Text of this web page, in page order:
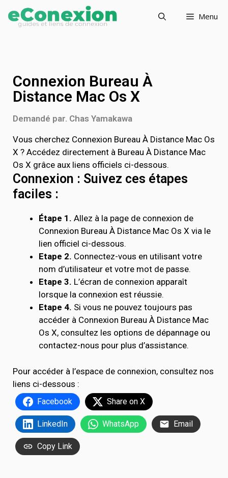
Menu
Connexion Bureau À
Distance Mac Os X
Demandé par. Chas Yamakawa
Vous cherchez Connexion Bureau À Distance Mac Os
X ? Accédez directement à Bureau À Distance Mac
Os X grâce aux liens officiels ci-dessous.
Connexion : Suivez ces étapes
faciles :
Étape 1. Allez à la page de connexion de
Connexion Bureau À Distance Mac Os X via le
lien officiel ci-dessous.
Etape 2. Connectez-vous en utilisant votre
nom d’utilisateur et votre mot de passe.
Etape 3. L’écran de connexion apparaît
lorsque la connexion est réussie.
Etape 4. Si vous ne pouvez toujours pas
accéder à Connexion Bureau À Distance Mac
Os X, consultez les options de dépannage ou
contactez-nous pour plus d’assistance.
Pour accéder à l’espace de connexion, consultez nos
liens ci-dessous :
Facebook Share on X
LinkedIn WhatsApp Email
Copy Link